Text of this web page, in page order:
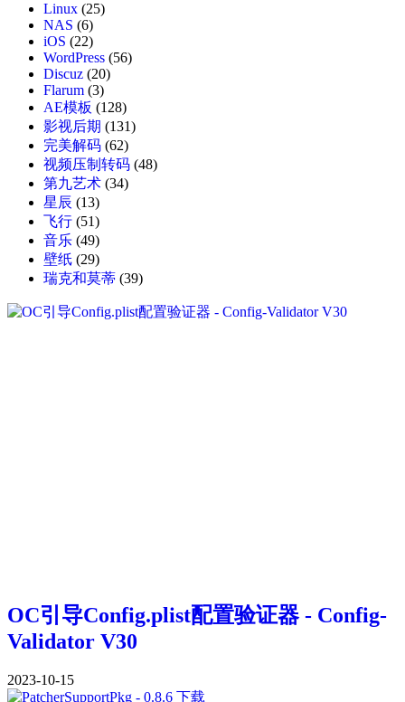
Linux (25)
NAS (6)
iOS (22)
WordPress (56)
Discuz (20)
Flarum (3)
AE模板 (128)
影视后期 (131)
完美解码 (62)
视频压制转码 (48)
第九艺术 (34)
星辰 (13)
飞行 (51)
音乐 (49)
壁纸 (29)
瑞克和莫蒂 (39)
OC引导Config.plist配置验证器 - Config-
Validator V30
2023-10-15